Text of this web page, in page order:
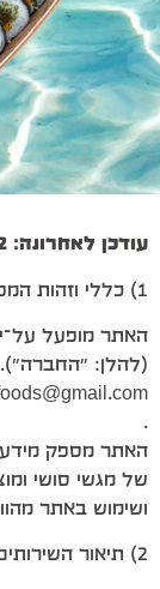
עודכן לאחרונה: 12 בספטמבר 2025
1) כללי וזהות המפעיל
.
האתר מספק מידע
של מגשי סושי
ושימוש באתר
2) תיאור השירותים